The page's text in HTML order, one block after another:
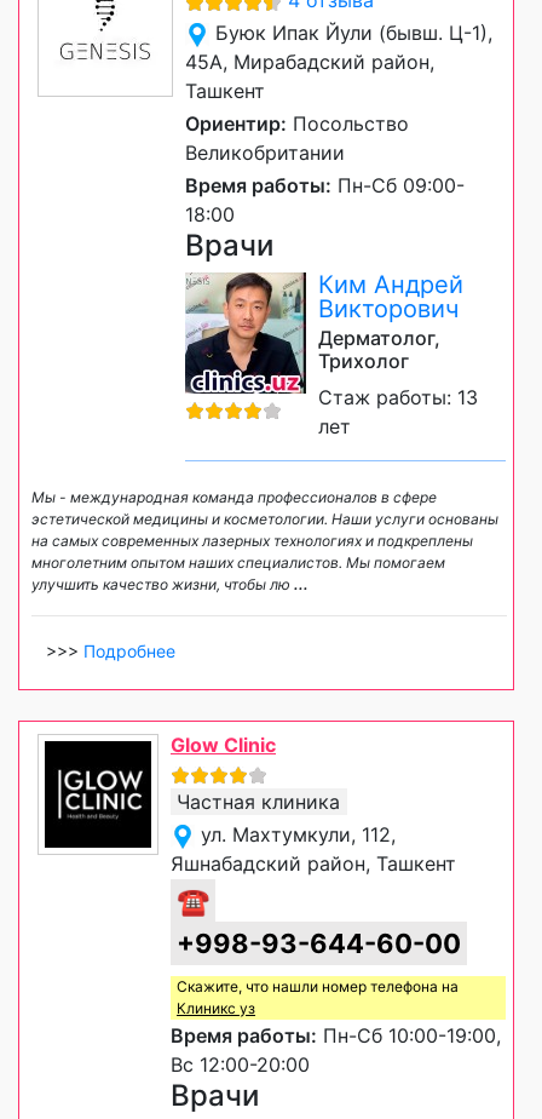
Буюк Ипак Йули (бывш. Ц-1),
45А, Мирабадский район,
Ташкент
Ориентир: Посольство
Великобритании
Время работы: Пн-Сб 09:00-
18:00
Врачи
Ким Андрей
Викторович
Дерматолог,
Трихолог
Стаж работы: 13
лет
Мы - международная команда профессионалов в сфере
эстетической медицины и косметологии. Наши услуги основаны
на самых современных лазерных технологиях и подкреплены
многолетним опытом наших специалистов. Мы помогаем
улучшить качество жизни, чтобы лю ...
>>> Подробнее
Glow Clinic
Частная клиника
ул. Махтумкули, 112,
Яшнабадский район, Ташкент
☎
+998-93-644-60-00
Скажите, что нашли номер телефона на
Клиникс уз
Время работы: Пн-Сб 10:00-19:00,
Вс 12:00-20:00
Врачи